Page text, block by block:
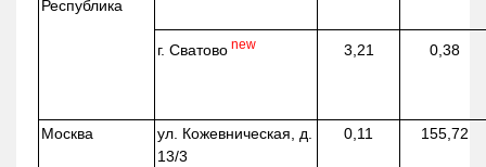
Республика
г. Сватово new 3,21 0,38
Москва ул. Кожевническая, д.
13/3
0,11 155,72